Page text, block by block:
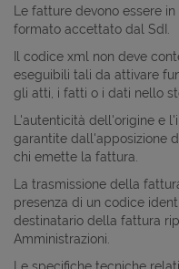
Le fatture devono essere in
formato accettato dal SdI.
Il codice xml non deve
eseguibili tali da attivare
gli atti, i fatti o i dati nello
L'autenticità dell'origine e
garantite dall'apposizione
chi emette la fattura.
La trasmissione della
presenza di un codice
destinatario della fattura
Amministrazioni.